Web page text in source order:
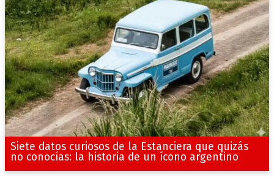
Siete datos curiosos de la Estanciera que quizás
no conocías: la historia de un ícono argentino